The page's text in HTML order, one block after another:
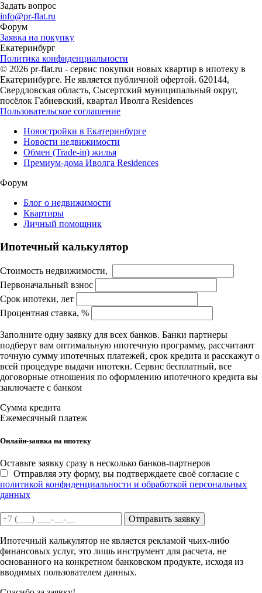
Задать вопрос
info@pr-flat.ru
Форум
Заявка на покупку
Екатеринбург
Политика конфиденциальности
© 2026 pr-flat.ru - сервис покупки новых квартир в ипотеку в
Екатеринбурге. Не является публичной офертой. 620144,
Свердловская область, Сысертский муниципальный округ,
посёлок Габиевский, квартал Иволга Residences
Пользовательское соглашение
Новостройки в Екатеринбурге
Новости недвижимости
Обмен (Trade-in) жилья
Премиум-дома Иволга Residences
Форум
Блог о недвижимости
Квартиры
Личный помощник
Ипотечный калькулятор
Стоимость недвижимости,
Первоначальный взнос
Срок ипотеки, лет
Процентная ставка, %
Заполните одну заявку для всех банков. Банки партнеры
подберут вам оптимальную ипотечную программу, рассчитают
точную сумму ипотечных платежей, срок кредита и расскажут о
всей процедуре выдачи ипотеки. Сервис бесплатный, все
договорные отношения по оформлению ипотечного кредита вы
заключаете с банком
Сумма кредита
Ежемесячный платеж
Онлайн-заявка на ипотеку
Оставьте заявку сразу в несколько банков-партнеров
Отправляя эту форму, вы подтверждаете своё согласие с
политикой конфиденциальности и обработкой персональных
данных
Отправить заявку
Ипотечный калькулятор не является рекламой чьих-либо
финансовых услуг, это лишь инструмент для расчета, не
основанного на конкретном банковском продукте, исходя из
вводимых пользователем данных.